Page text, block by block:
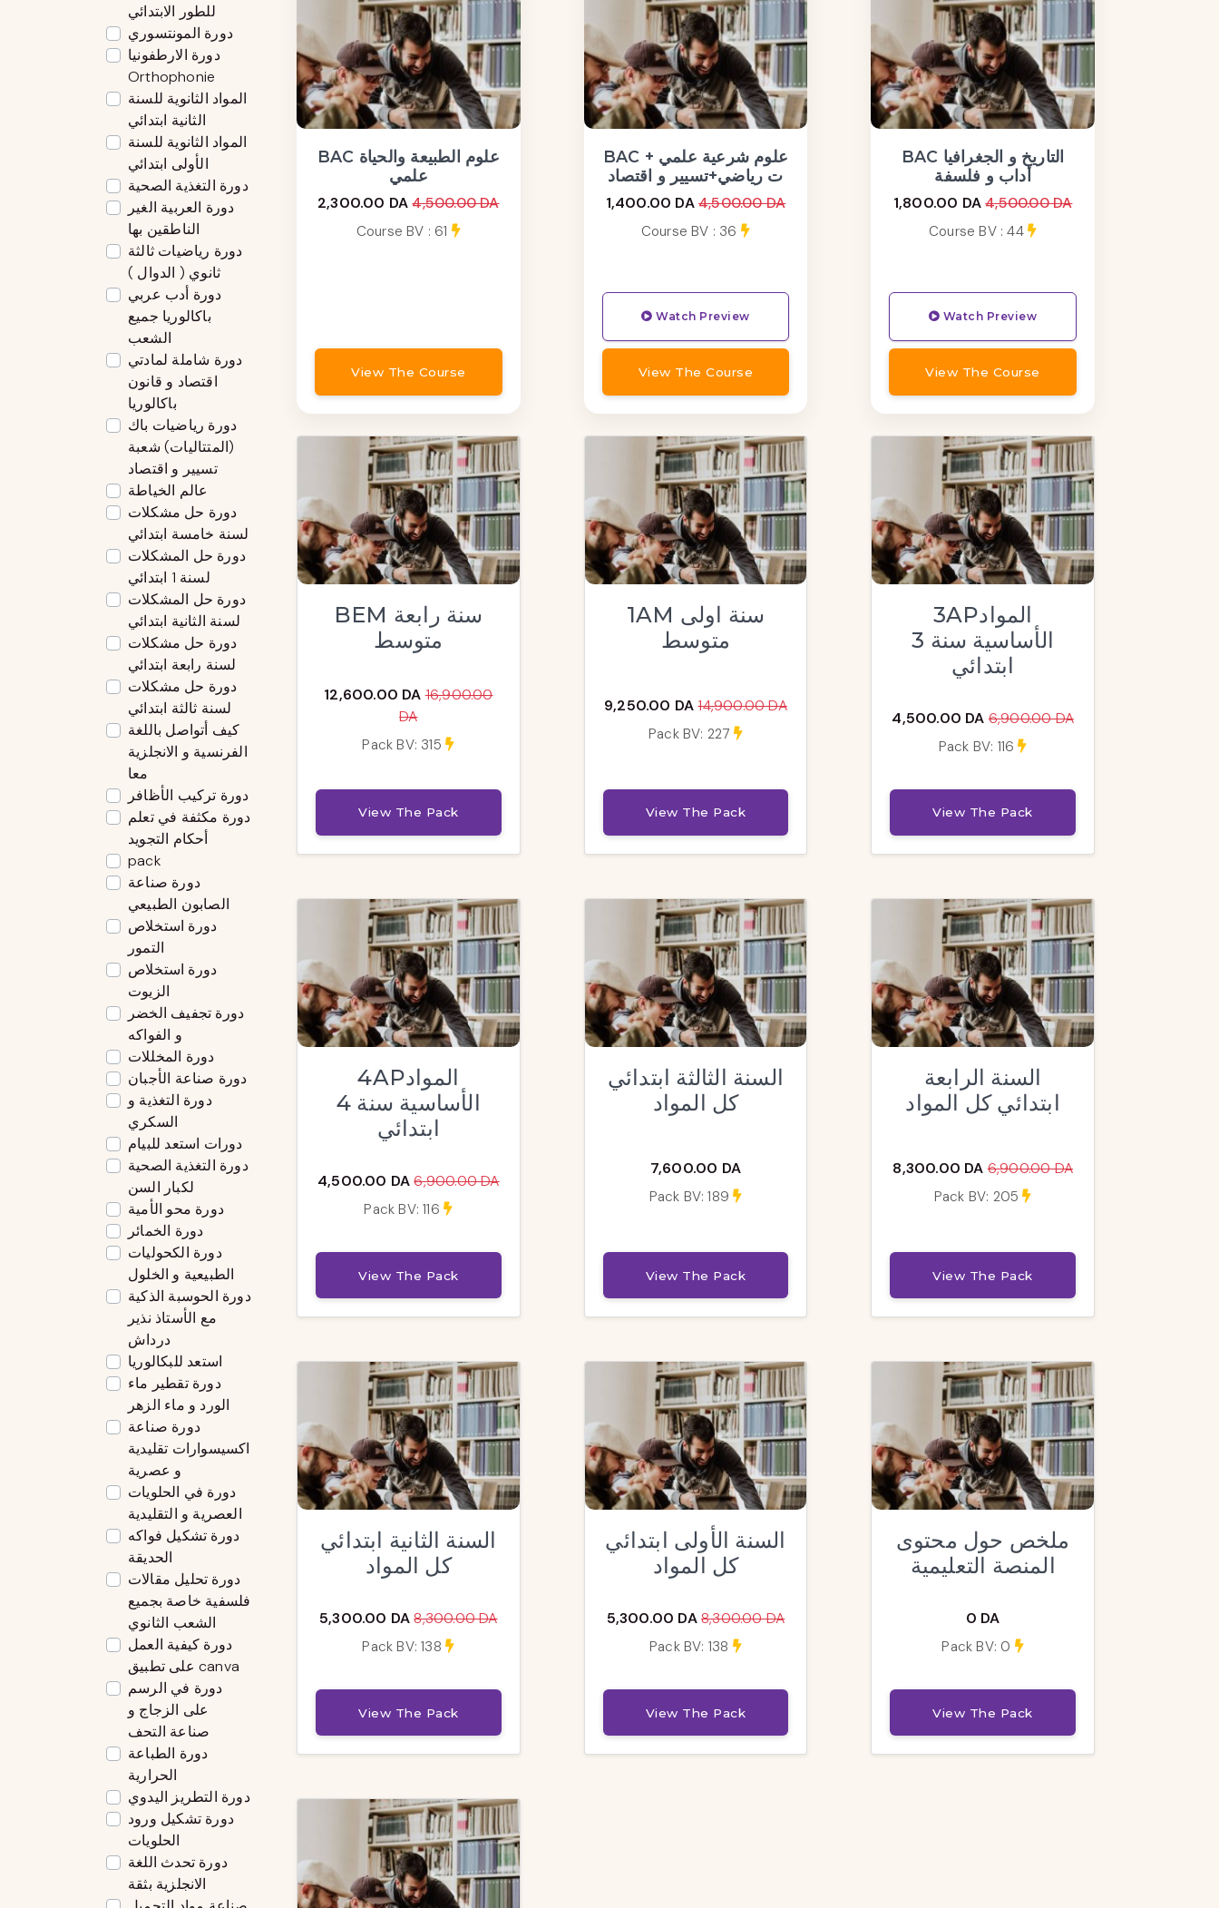
للطور الابتدائي
دورة المونتسوري
دورة الارطفونيا
Orthophonie
المواد الثانوية للسنة
الثانية ابتدائي
المواد الثانوية للسنة
الأولى ابتدائي
دورة التغذية الصحية
دورة العربية الغير
الناطقين بها
دورة رياضيات ثالثة
ثانوي ( الدوال )
دورة أدب عربي
باكالوريا جميع
الشعب
دورة شاملة لمادتي
اقتصاد و قانون
باكالوريا
دورة رياضيات باك
(المتتاليات) شعبة
تسيير و اقتصاد
عالم الخياطة
دورة حل مشكلات
لسنة خامسة ابتدائي
دورة حل المشكلات
لسنة 1 ابتدائي
دورة حل المشكلات
لسنة الثانية ابتدائي
دورة حل مشكلات
لسنة رابعة ابتدائي
دورة حل مشكلات
لسنة ثالثة ابتدائي
كيف أتواصل باللغة
الفرنسية و الانجلزية
معا
دورة تركيب الأظافر
دورة مكثفة في تعلم
أحكام التجويد
pack
دورة صناعة
الصابون الطبيعي
دورة استخلاص
التمور
دورة استخلاص
الزيوت
دورة تجفيف الخضر
و الفواكه
دورة المخللات
دورة صناعة الأجبان
دورة التغذية و
السكري
دورات استعد للبيام
دورة التغذية الصحية
لكبار السن
دورة محو الأمية
دورة الخمائر
دورة الكحوليات
الطبيعية و الخلول
دورة الحوسبة الذكية
مع الأستاذ نذير
درداش
استعد للبكالوريا
دورة تقطير ماء
الورد و ماء الزهر
دورة صناعة
اكسيسوارات تقليدية
و عصرية
دورة في الحلويات
العصرية و التقليدية
دورة تشكيل فواكه
الحديقة
دورة تحليل مقالات
فلسفية خاصة بجميع
الشعب الثانوي
دورة كيفية العمل
على تطبيق canva
دورة في الرسم
على الزجاج و
صناعة التحف
دورة الطباعة
الحرارية
دورة التطريز اليدوي
دورة تشكيل ورود
الحلويات
دورة تحدث اللغة
الانجلزية بثقة
BAC علوم الطبيعة والحياة
علمي
2,300.00 DA 4,500.00 DA
Course BV : 61
View The Course
BAC علوم شرعية علمي +
ت رياضي+تسيير و اقتصاد
1,400.00 DA 4,500.00 DA
Course BV : 36
Watch Preview
View The Course
BAC التاريخ و الجغرافيا
أداب و فلسفة
1,800.00 DA 4,500.00 DA
Course BV : 44
Watch Preview
View The Course
BEM سنة رابعة
متوسط
12,600.00 DA 16,900.00
DA
Pack BV: 315
View The Pack
1AM سنة اولى
متوسط
9,250.00 DA 14,900.00 DA
Pack BV: 227
View The Pack
3APالمواد
الأساسية سنة 3
ابتدائي
4,500.00 DA 6,900.00 DA
Pack BV: 116
View The Pack
4APالمواد
الأساسية سنة 4
ابتدائي
4,500.00 DA 6,900.00 DA
Pack BV: 116
View The Pack
السنة الثالثة ابتدائي
كل المواد
7,600.00 DA
Pack BV: 189
View The Pack
السنة الرابعة
ابتدائي كل المواد
8,300.00 DA 6,900.00 DA
Pack BV: 205
View The Pack
السنة الثانية ابتدائي
كل المواد
5,300.00 DA 8,300.00 DA
Pack BV: 138
View The Pack
السنة الأولى ابتدائي
كل المواد
5,300.00 DA 8,300.00 DA
Pack BV: 138
View The Pack
ملخص حول محتوى
المنصة التعليمية
0 DA
Pack BV: 0
View The Pack